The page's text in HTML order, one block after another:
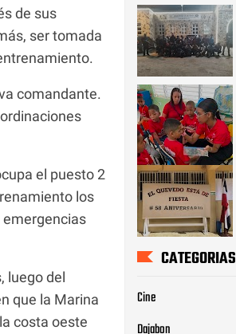
de sus
ser tomada
comandante.
el puesto 2
los
emergencias
luego del
que la Marina
costa oeste
CATEGORIAS
Cine